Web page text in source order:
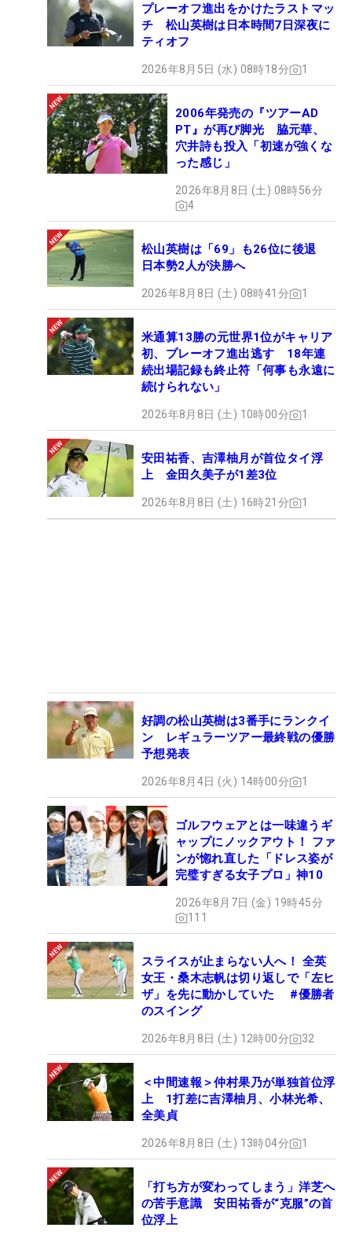
プレーオフ進出をかけたラストマッ
チ 松山英樹は日本時間7日深夜に
ティオフ
2026年8月5日 (水) 08時18分 1
2006年発売の『ツアーAD
PT』が再び脚光 脇元華、
穴井詩も投入「初速が強くな
った感じ」
2026年8月8日 (土) 08時56分
4
松山英樹は「69」も26位に後退
日本勢2人が決勝へ
2026年8月8日 (土) 08時41分 1
米通算13勝の元世界1位がキャリア
初、プレーオフ進出逃す 18年連
続出場記録も終止符「何事も永遠に
続けられない」
2026年8月8日 (土) 10時00分 1
安田祐香、吉澤柚月が首位タイ浮
上 金田久美子が1差3位
2026年8月8日 (土) 16時21分 1
好調の松山英樹は3番手にランクイ
ン レギュラーツアー最終戦の優勝
予想発表
2026年8月4日 (火) 14時00分 1
ゴルフウェアとは一味違うギ
ャップにノックアウト！ ファ
ンが惚れ直した「ドレス姿が
完璧すぎる女子プロ」神10
2026年8月7日 (金) 19時45分
111
スライスが止まらない人へ！ 全英
女王・桑木志帆は切り返しで「左ヒ
ザ」を先に動かしていた #優勝者
のスイング
2026年8月8日 (土) 12時00分 32
＜中間速報＞仲村果乃が単独首位浮
上 1打差に吉澤柚月、小林光希、
全美貞
2026年8月8日 (土) 13時04分 1
「打ち方が変わってしまう」洋芝へ
の苦手意識 安田祐香が“克服”の首
位浮上